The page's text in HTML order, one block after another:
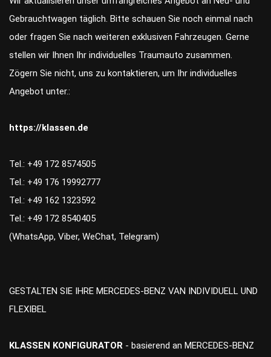
Gebrauchtwagen täglich. Bitte schauen Sie noch einmal nach
oder fragen Sie nach weiteren exklusiven Fahrzeugen. Gerne
stellen wir Ihnen Ihr individuelles Traumauto zusammen.
Zögern Sie nicht, uns zu kontaktieren, um Ihr individuelles
Angebot unter.:
https://klassen.de
Tel.: +49 172 8574505
Tel.: +49 176 19992777
Tel.: +49 162 1323592
Tel.: +49 172 8540405
(WhatsApp, Viber, WeChat, Telegram)
GESTALTEN SIE IHRE MERCEDES-BENZ VAN INDIVIDUELL UND
FLEXIBEL
KLASSEN KONFIGURATOR - basierend an MERCEDES-BENZ